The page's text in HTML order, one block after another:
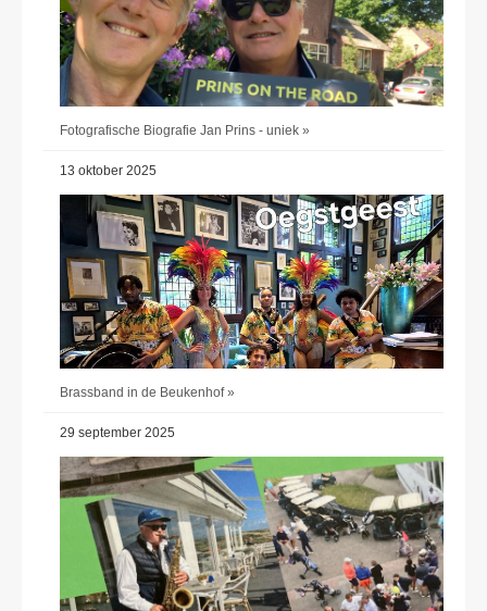
Fotografische Biografie Jan Prins - uniek »
13 oktober 2025
Brassband in de Beukenhof »
29 september 2025